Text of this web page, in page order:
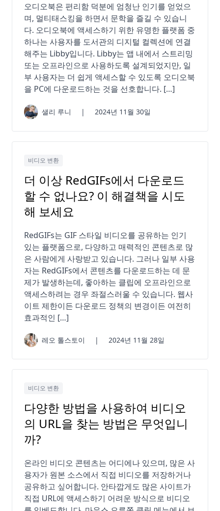
오디오북은 편리함 덕분에 엄청난 인기를 얻었으
며, 멀티태스킹을 하면서 문학을 즐길 수 있습니
다. 오디오북에 액세스하기 위한 유명한 플랫폼 중
하나는 사용자를 도서관의 디지털 컬렉션에 연결
해주는 Libby입니다. Libby는 앱 내에서 스트리밍
또는 오프라인으로 사용하도록 설계되었지만, 일
부 사용자는 더 쉽게 액세스할 수 있도록 오디오북
을 PC에 다운로드하는 것을 선호합니다. […]
샐리 루니 | 2024년 11월 30일
비디오 변환
더 이상 RedGIFs에서 다운로드
할 수 없나요? 이 해결책을 시도
해 보세요
RedGIFs는 GIF 스타일 비디오를 공유하는 인기
있는 플랫폼으로, 다양하고 매력적인 콘텐츠로 많
은 사람에게 사랑받고 있습니다. 그러나 일부 사용
자는 RedGIFs에서 콘텐츠를 다운로드하는 데 문
제가 발생하는데, 좋아하는 클립에 오프라인으로
액세스하려는 경우 좌절스러울 수 있습니다. 웹사
이트 제한이든 다운로드 정책의 변경이든 여전히
효과적인 […]
레오 톨스토이 | 2024년 11월 28일
비디오 변환
다양한 방법을 사용하여 비디오
의 URL을 찾는 방법은 무엇입니
까?
온라인 비디오 콘텐츠는 어디에나 있으며, 많은 사
용자가 원본 소스에서 직접 비디오를 저장하거나
공유하고 싶어합니다. 안타깝게도 많은 사이트가
직접 URL에 액세스하기 어려운 방식으로 비디오